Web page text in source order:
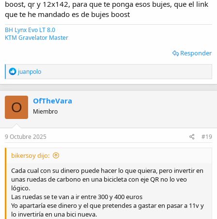
boost, qr y 12x142, para que te ponga esos bujes, que el link
que te he mandado es de bujes boost
BH Lynx Evo LT 8.0
KTM Gravelator Master
Responder
R
e
a
c
c
i
o
n
e
s
juanpolo
O OfTheVara
Miembro
9 Octubre 2025 #19
bikersoy dijo:
Cada cual con su dinero puede hacer lo que quiera, pero invertir en
unas ruedas de carbono en una bicicleta con eje QR no lo veo
lógico.
Las ruedas se te van a ir entre 300 y 400 euros
Yo apartaría ese dinero y el que pretendes a gastar en pasar a 11v y
lo invertiría en una bici nueva.